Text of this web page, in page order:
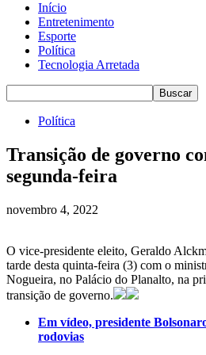
Início
Entretenimento
Esporte
Política
Tecnologia Arretada
Política
Transição de governo
segunda-feira
novembro 4, 2022
O vice-presidente eleito, Geraldo
tarde desta quinta-feira (3) com o
Nogueira, no Palácio do Planalto, na
transição de governo.
Em vídeo, presidente
rodovias